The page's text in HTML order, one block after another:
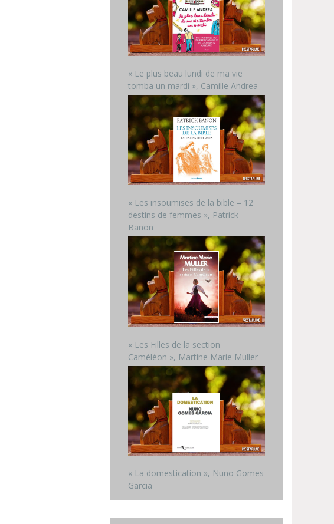
« Le plus beau lundi de ma vie
tomba un mardi », Camille Andrea
« Les insoumises de la bible – 12
destins de femmes », Patrick
Banon
« Les Filles de la section
Caméléon », Martine Marie Muller
« La domestication », Nuno Gomes
Garcia